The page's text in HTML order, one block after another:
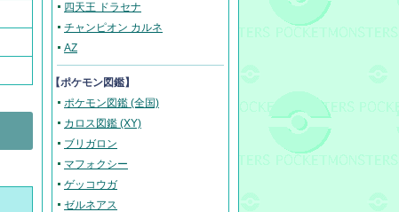
四天王 ドラセナ
チャンピオン カルネ
AZ
【ポケモン図鑑】
ポケモン図鑑 (全国)
カロス図鑑 (XY)
ブリガロン
マフォクシー
ゲッコウガ
ゼルネアス